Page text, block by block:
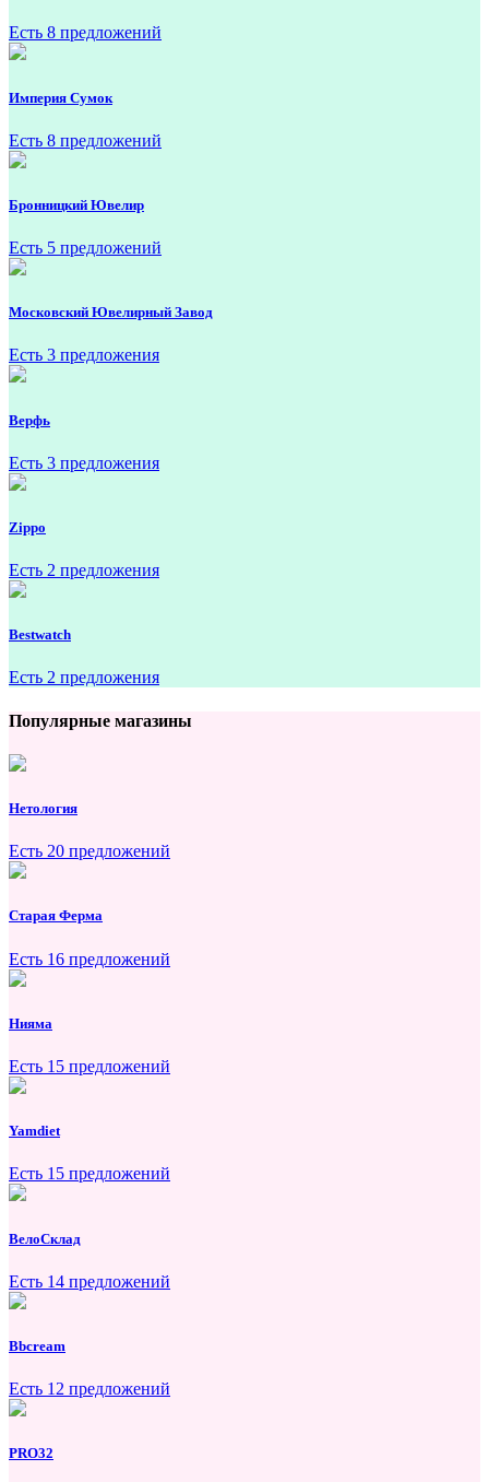
Есть 8 предложений
Империя Сумок
Есть 8 предложений
Бронницкий Ювелир
Есть 5 предложений
Московский Ювелирный Завод
Есть 3 предложения
Верфь
Есть 3 предложения
Zippo
Есть 2 предложения
Bestwatch
Есть 2 предложения
Популярные магазины
Нетология
Есть 20 предложений
Старая Ферма
Есть 16 предложений
Нияма
Есть 15 предложений
Yamdiet
Есть 15 предложений
ВелоСклад
Есть 14 предложений
Bbcream
Есть 12 предложений
PRO32